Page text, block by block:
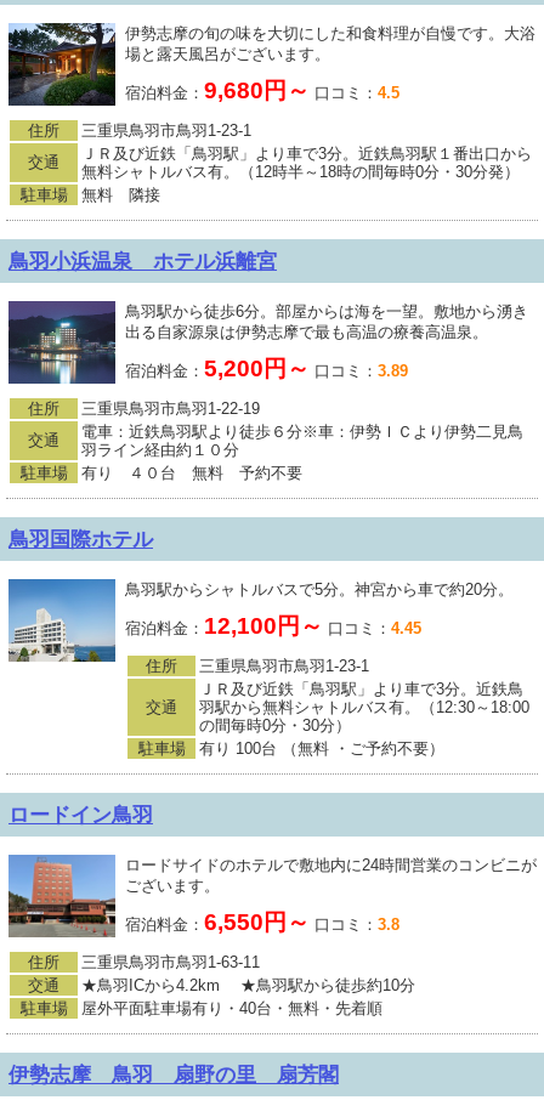
伊勢志摩の旬の味を大切にした和食料理が自慢です。大浴
場と露天風呂がございます。
宿泊料金： 9,680円～ 口コミ： 4.5
住所
三重県鳥羽市鳥羽1-23-1
交通
ＪＲ及び近鉄「鳥羽駅」より車で3分。近鉄鳥羽駅１番出口から
無料シャトルバス有。（12時半～18時の間毎時0分・30分発）
駐車場
無料 隣接
鳥羽小浜温泉 ホテル浜離宮
鳥羽駅から徒歩6分。部屋からは海を一望。敷地から湧き
出る自家源泉は伊勢志摩で最も高温の療養高温泉。
宿泊料金： 5,200円～ 口コミ： 3.89
住所
三重県鳥羽市鳥羽1-22-19
交通
電車：近鉄鳥羽駅より徒歩６分※車：伊勢ＩＣより伊勢二見鳥
羽ライン経由約１０分
駐車場
有り ４０台 無料 予約不要
鳥羽国際ホテル
鳥羽駅からシャトルバスで5分。神宮から車で約20分。
宿泊料金： 12,100円～ 口コミ： 4.45
住所 三重県鳥羽市鳥羽1-23-1
交通
ＪＲ及び近鉄「鳥羽駅」より車で3分。近鉄鳥
羽駅から無料シャトルバス有。（12:30～18:00
の間毎時0分・30分）
駐車場
有り 100台 （無料 ・ご予約不要）
ロードイン鳥羽
ロードサイドのホテルで敷地内に24時間営業のコンビニが
ございます。
宿泊料金： 6,550円～ 口コミ： 3.8
住所
三重県鳥羽市鳥羽1-63-11
交通
★鳥羽ICから4.2km ★鳥羽駅から徒歩約10分
駐車場
屋外平面駐車場有り・40台・無料・先着順
伊勢志摩 鳥羽 扇野の里 扇芳閣